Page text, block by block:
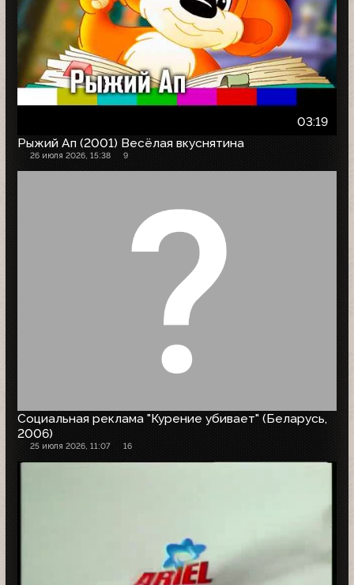
03:19
Рыжий Ап (2001) Весёлая вкуснятина
26 июля 2026, 15:38 9
Социальная реклама "Курение убивает" (Беларусь,
2006)
25 июля 2026, 11:07 16